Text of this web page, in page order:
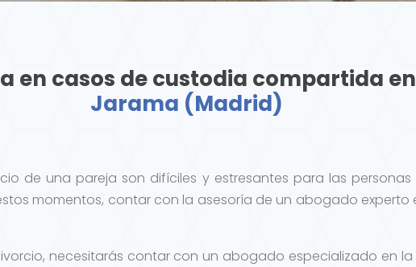
en casos de custodia compartida en
Jarama (Madrid)
de una pareja son difíciles y estresantes para las personas
momentos, contar con la asesoría de un abogado experto
necesitarás contar con un abogado especializado en